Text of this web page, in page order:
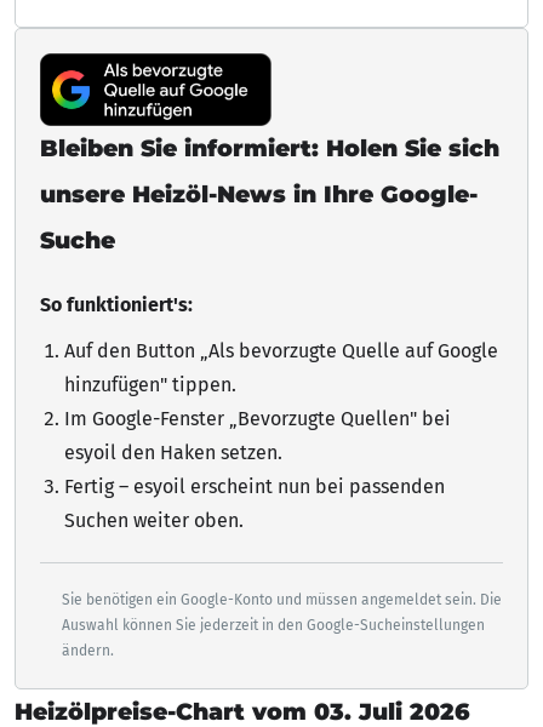
Bleiben Sie informiert: Holen Sie sich
unsere Heizöl-News in Ihre Google-
Suche
So funktioniert's:
Auf den Button „Als bevorzugte Quelle auf Google
hinzufügen" tippen.
Im Google-Fenster „Bevorzugte Quellen" bei
esyoil den Haken setzen.
Fertig – esyoil erscheint nun bei passenden
Suchen weiter oben.
Sie benötigen ein Google-Konto und müssen angemeldet sein. Die
Auswahl können Sie jederzeit in den Google-Sucheinstellungen
ändern.
Heizölpreise-Chart vom 03. Juli 2026